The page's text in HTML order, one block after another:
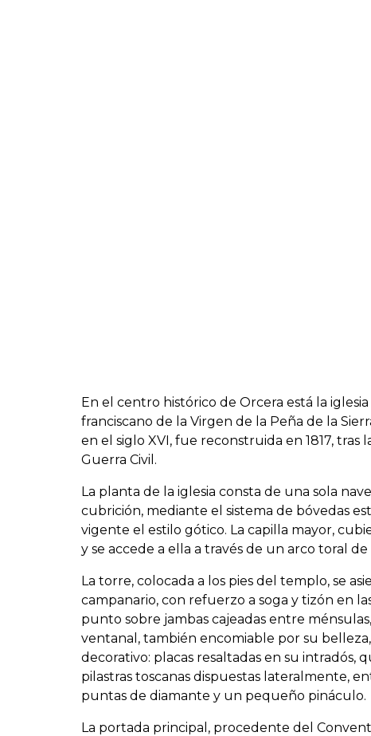
En el centro histórico de Orcera está la
franciscano de la Virgen de la Peña de la
en el siglo XVI, fue reconstruida en 1817,
Guerra Civil.
La planta de la iglesia consta de una sola
cubrición, mediante el sistema de bóvedas
vigente el estilo gótico. La capilla mayor,
y se accede a ella a través de un arco toral
La torre, colocada a los pies del templo, se
campanario, con refuerzo a soga y tizón en
punto sobre jambas cajeadas entre
ventanal, también encomiable por su
decorativo: placas resaltadas en su
pilastras toscanas dispuestas lateralmente,
puntas de diamante y un pequeño pináculo.
La portada principal, procedente del